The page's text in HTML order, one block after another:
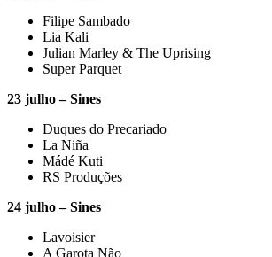
Filipe Sambado
Lia Kali
Julian Marley & The Uprising
Super Parquet
23 julho – Sines
Duques do Precariado
La Niña
Mádé Kuti
RS Produções
24 julho – Sines
Lavoisier
A Garota Não